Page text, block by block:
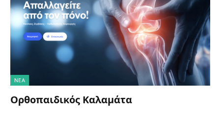
NΈΑ
Ορθοπαιδικός Καλαμάτα